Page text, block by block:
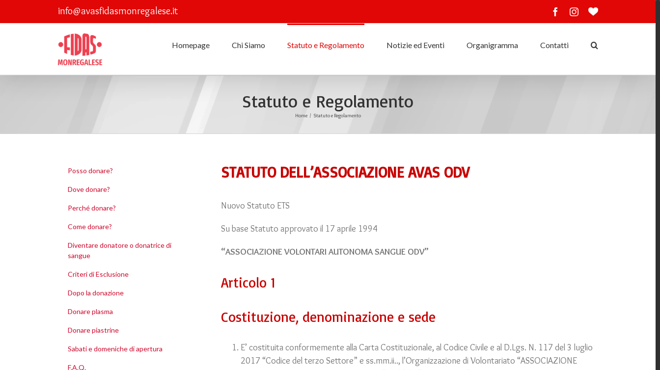
info@avasfidasmonregalese.it FacebookInstagram
Ama
Homepage Chi Siamo Statuto e Regolamento Notizie ed Eventi Organigramma Contatti
Statuto e Regolamento
Home / Statuto e Regolamento
STATUTO DELL’ASSOCIAZIONE AVAS ODV
Nuovo Statuto ETS
Su base Statuto approvato il 17 aprile 1994
“ASSOCIAZIONE VOLONTARI AUTONOMA SANGUE ODV”
Articolo 1
Costituzione, denominazione e sede
E’ costituita conformemente alla Carta Costituzionale, al Codice Civile e al D.Lgs. N. 117 del 3 luglio
2017 “Codice del terzo Settore” e ss.mm.ii.., l’Organizzazione di Volontariato “ASSOCIAZIONE
Posso donare?
Dove donare?
Perché donare?
Come donare?
Diventare donatore o donatrice di
sangue
Criteri di Esclusione
Dopo la donazione
Donare plasma
Donare piastrine
Sabati e domeniche di apertura
F.A.Q.